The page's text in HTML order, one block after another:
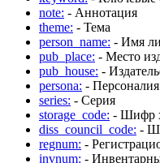
note: - Аннотация
theme: - Тема
person_name: - Имя
pub_place: - Место
pub_house: -
persona: - Персоналия
series: - Серия
storage_code: - Шифр
diss_council_code: -
regnum: -
invnum: -